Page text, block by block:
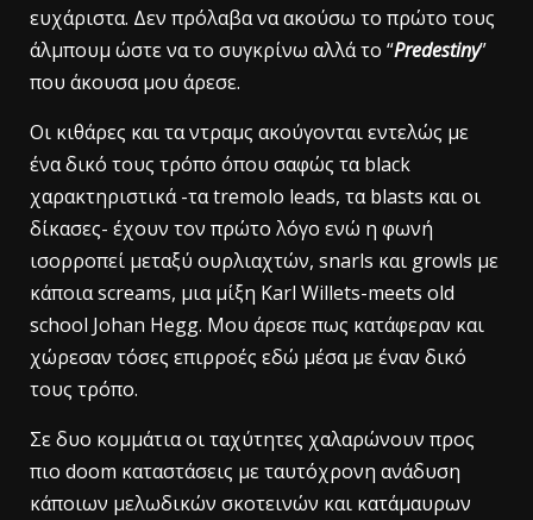
ευχάριστα. Δεν πρόλαβα να ακούσω το πρώτο τους
άλμπουμ ώστε να το συγκρίνω αλλά το “Predestiny”
που άκουσα μου άρεσε.
Oι κιθάρες και τα ντραμς ακούγονται εντελώς με
ένα δικό τους τρόπο όπου σαφώς τα black
χαρακτηριστικά -τα tremolo leads, τα blasts και οι
δίκασες- έχουν τον πρώτο λόγο ενώ η φωνή
ισορροπεί μεταξύ ουρλιαχτών, snarls και growls με
κάποια screams, μια μίξη Karl Willets-meets old
school Johan Hegg. Μου άρεσε πως κατάφεραν και
χώρεσαν τόσες επιρροές εδώ μέσα με έναν δικό
τους τρόπο.
Σε δυο κομμάτια οι ταχύτητες χαλαρώνουν προς
πιο doom καταστάσεις με ταυτόχρονη ανάδυση
κάποιων μελωδικών σκοτεινών και κατάμαυρων